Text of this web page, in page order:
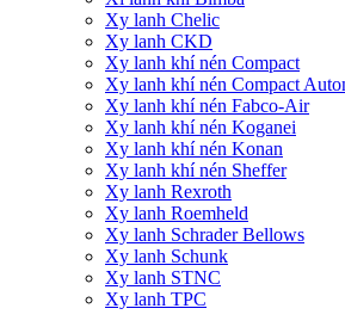
Xy lanh Chelic
Xy lanh CKD
Xy lanh khí nén Compact
Xy lanh khí nén Compact
Xy lanh khí nén Fabco-Air
Xy lanh khí nén Koganei
Xy lanh khí nén Konan
Xy lanh khí nén Sheffer
Xy lanh Rexroth
Xy lanh Roemheld
Xy lanh Schrader Bellows
Xy lanh Schunk
Xy lanh STNC
Xy lanh TPC